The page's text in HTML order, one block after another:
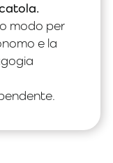
modo per
e la